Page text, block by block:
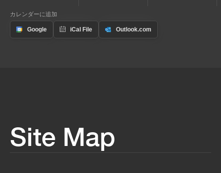
カレンダーに追加
Site Map